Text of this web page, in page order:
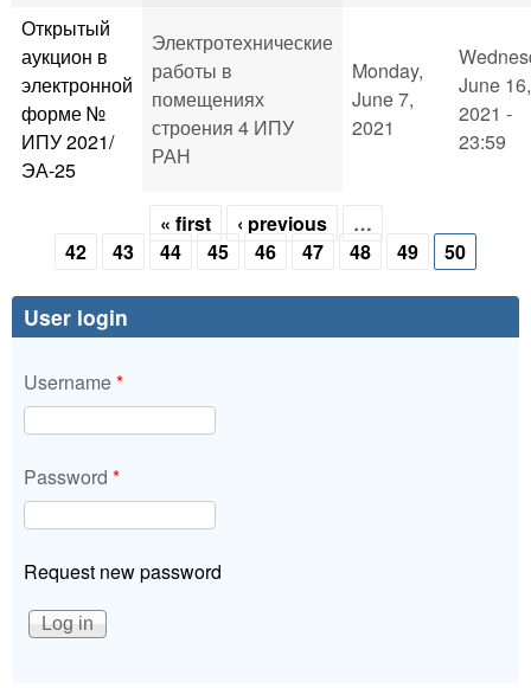
Открытый
аукцион в
электронной
форме №
ИПУ 2021/
ЭА-25
Электротехнические
работы в
помещениях
строения 4 ИПУ
РАН
Monday,
June 7,
2021
June 16,
2021 -
23:59
Pages
« first ‹ previous
…
42
43 44 45 46 47 48 49 50
User login
Username*
Password *
Request new password